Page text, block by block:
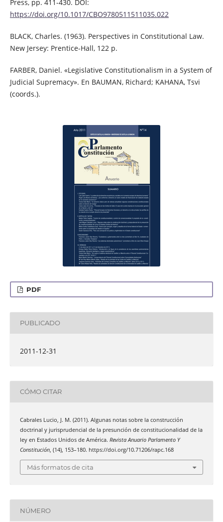
Press, pp. 411-430. DOI:
https://doi.org/10.1017/CBO9780511511035.022
BLACK, Charles. (1963). Perspectives in Constitutional Law.
New Jersey: Prentice-Hall, 122 p.
FARBER, Daniel. «Legislative Constitutionalism in a System of
Judicial Supremacy». En BAUMAN, Richard; KAHANA, Tsvi
(coords.).
PDF
PUBLICADO
2011-12-31
CÓMO CITAR
Cabrales Lucio, J. M. (2011). Algunas notas sobre la construcción
doctrinal y jurisprudencial de la presunción de constitucionalidad de la
ley en Estados Unidos de América. Revista Anuario Parlamento Y
Constitución, (14), 153–180. https://doi.org/10.71206/rapc.168
Más formatos de cita
NÚMERO